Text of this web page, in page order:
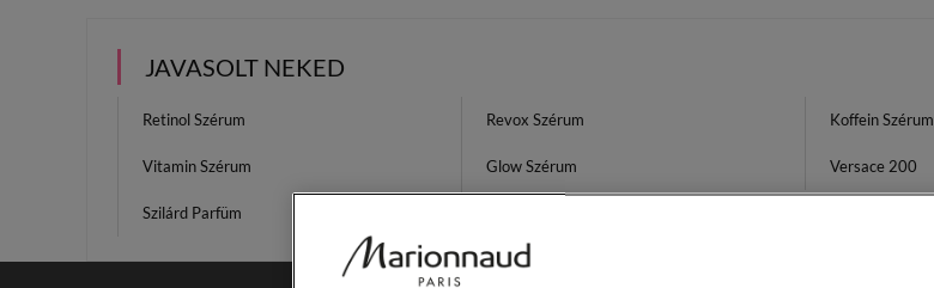
JAVASOLT NEKED
Retinol Szérum Revox Szérum Koffein Szérum
Vitamin Szérum Glow Szérum Versace 200
Szilárd Parfüm